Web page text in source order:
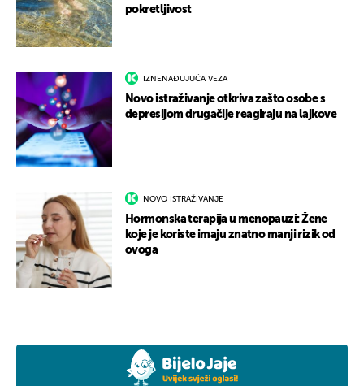
pokretljivost
IZNENAĐUJUĆA VEZA
Novo istraživanje otkriva zašto osobe s
depresijom drugačije reagiraju na lajkove
NOVO ISTRAŽIVANJE
Hormonska terapija u menopauzi: Žene
koje je koriste imaju znatno manji rizik od
ovoga